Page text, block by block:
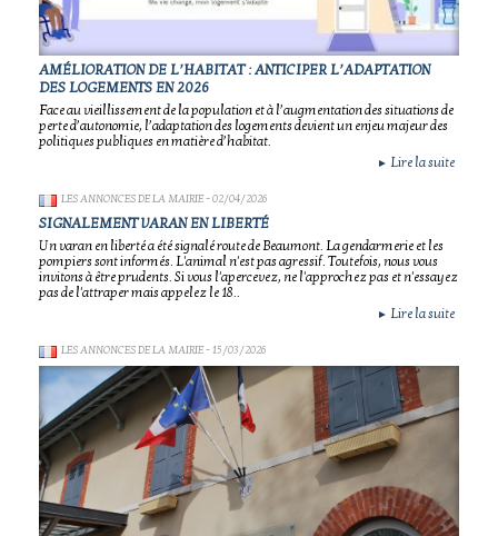
AMÉLIORATION DE L’HABITAT : ANTICIPER L’ADAPTATION
DES LOGEMENTS EN 2026
Face au vieillissement de la population et à l’augmentation des situations de
perte d’autonomie, l’adaptation des logements devient un enjeu majeur des
politiques publiques en matière d’habitat.
► Lire la suite
LES ANNONCES DE LA MAIRIE- 02/04/2026
SIGNALEMENT VARAN EN LIBERTÉ
Un varan en liberté a été signalé route de Beaumont. La gendarmerie et les
pompiers sont informés. L'animal n'est pas agressif. Toutefois, nous vous
invitons à être prudents. Si vous l'apercevez, ne l'approchez pas et n'essayez
pas de l'attraper mais appelez le 18..
► Lire la suite
LES ANNONCES DE LA MAIRIE- 15/03/2026